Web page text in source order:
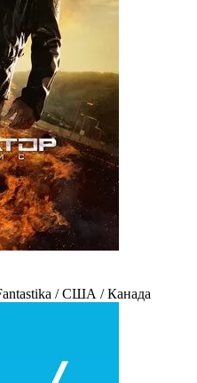
/ США / Канада